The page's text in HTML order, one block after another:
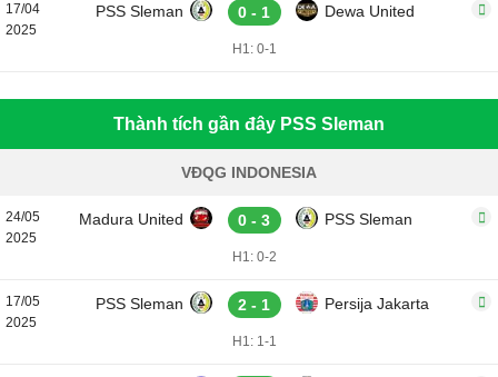
17/04
2025
PSS Sleman 0 - 1 Dewa United
H1: 0-1
Thành tích gần đây PSS Sleman
VĐQG INDONESIA
24/05
2025
Madura United 0 - 3 PSS Sleman
H1: 0-2
17/05
2025
PSS Sleman 2 - 1 Persija Jakarta
H1: 1-1